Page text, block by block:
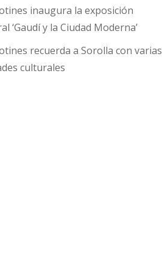
inaugura la exposición
‘Gaudí y la Ciudad Moderna’
recuerda a Sorolla con varias
culturales